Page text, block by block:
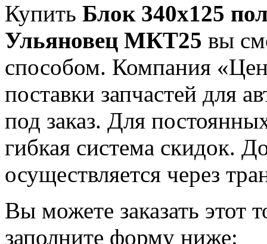
Купить Блок 340х125
Ульяновец МКТ25 вы
способом. Компания
поставки запчастей для
под заказ. Для
гибкая система скидок.
осуществляется через
Вы можете заказать этот
заполните форму ниже: